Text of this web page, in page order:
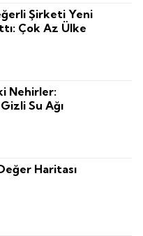
Şirketi Yeni
Çok Az Ülke
Nehirler:
Su Ağı
Haritası